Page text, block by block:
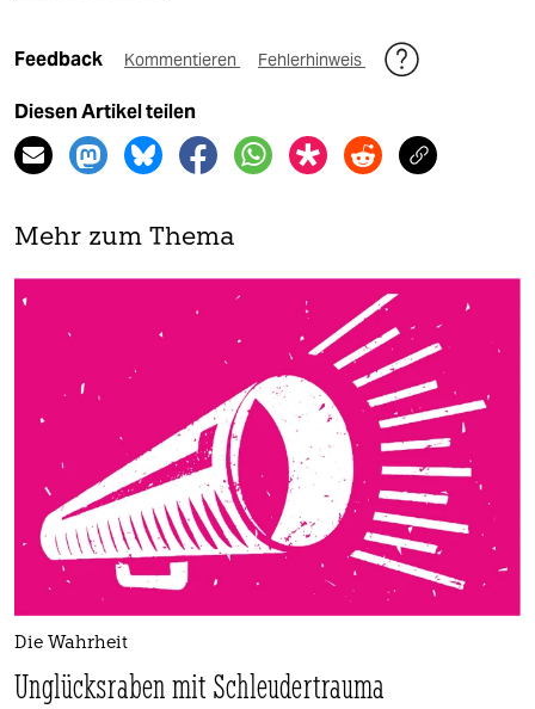
Feedback Kommentieren Fehlerhinweis
Diesen Artikel teilen
Mehr zum Thema
Die Wahrheit
Unglücksraben mit Schleudertrauma